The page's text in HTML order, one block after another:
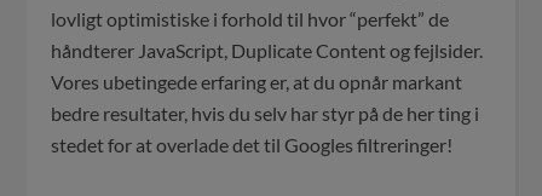
lovligt optimistiske i forhold til hvor “perfekt” de
håndterer JavaScript, Duplicate Content og fejlsider.
Vores ubetingede erfaring er, at du opnår markant
bedre resultater, hvis du selv har styr på de her ting i
stedet for at overlade det til Googles filtreringer!